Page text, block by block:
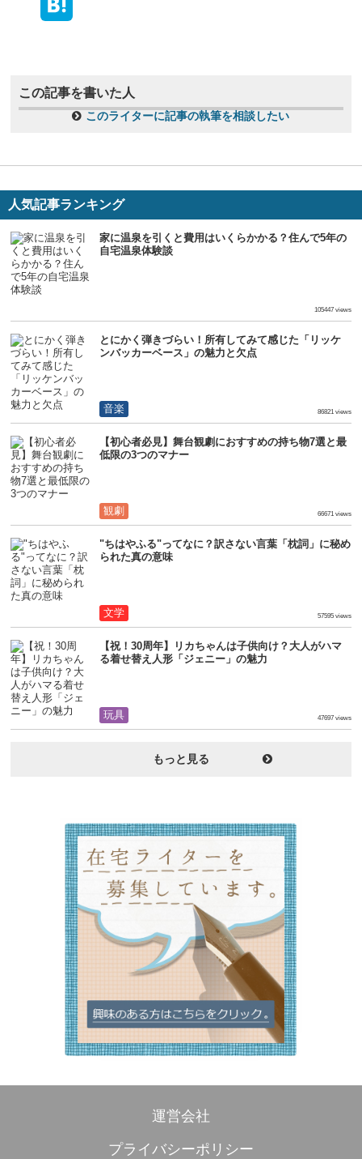
この記事を書いた人
このライターに記事の執筆を相談したい
人気記事ランキング
家に温泉を引くと費用はいくらかかる？住んで5年の
自宅温泉体験談
105447 views
とにかく弾きづらい！所有してみて感じた「リッケ
ンバッカーベース」の魅力と欠点
音楽 86821 views
【初心者必見】舞台観劇におすすめの持ち物7選と最
低限の3つのマナー
観劇 66671 views
"ちはやふる"ってなに？訳さない言葉「枕詞」に秘め
られた真の意味
文学 57595 views
【祝！30周年】リカちゃんは子供向け？大人がハマ
る着せ替え人形「ジェニー」の魅力
玩具 47697 views
もっと見る
運営会社
プライバシーポリシー